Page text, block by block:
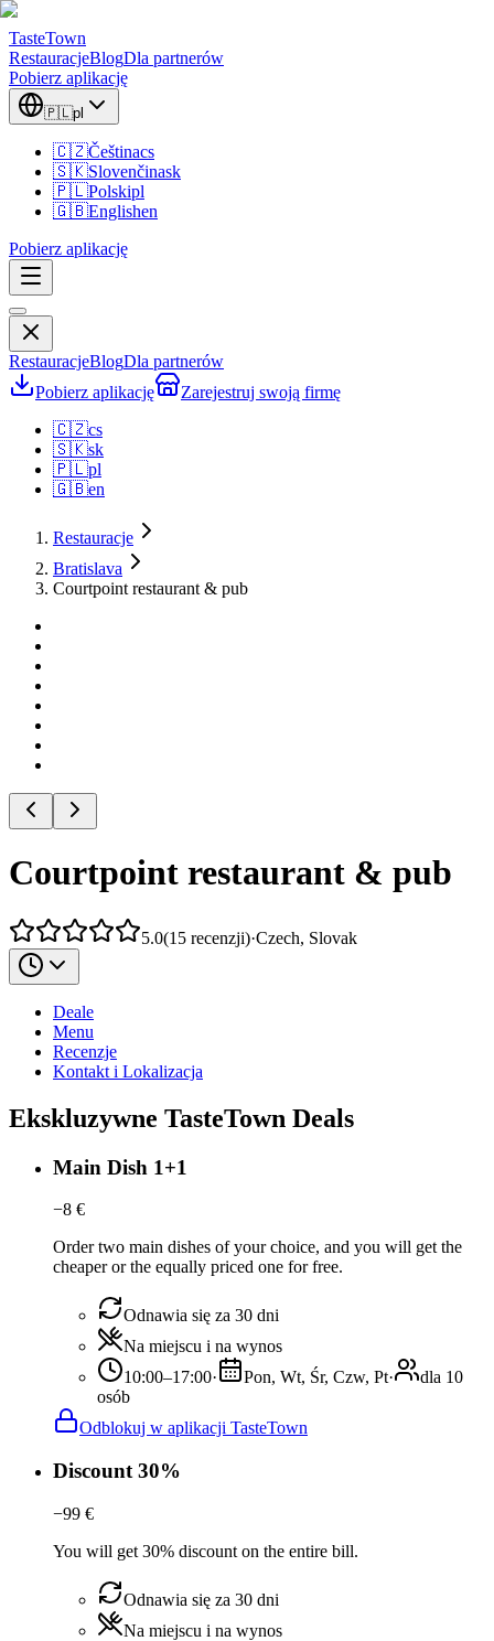
TasteTown
RestauracjeBlogDla partnerów
Pobierz aplikację
🇵🇱pl
🇨🇿Češtinacs
🇸🇰Slovenčinask
🇵🇱Polskipl
🇬🇧Englishen
Pobierz aplikację
RestauracjeBlogDla partnerów
Pobierz aplikację
Zarejestruj swoją firmę
🇨🇿cs
🇸🇰sk
🇵🇱pl
🇬🇧en
Restauracje
Bratislava
Courtpoint restaurant & pub
Courtpoint restaurant & pub
5.0(15 recenzji)·Czech, Slovak
Deale
Menu
Recenzje
Kontakt i Lokalizacja
Ekskluzywne TasteTown Deals
Main Dish 1+1
−8 €
Order two main dishes of your choice, and you will get the
cheaper or the equally priced one for free.
Odnawia się za 30 dni
Na miejscu i na wynos
10:00–17:00· Pon, Wt, Śr, Czw, Pt·
dla 10
osób
Odblokuj w aplikacji TasteTown
Discount 30%
−99 €
You will get 30% discount on the entire bill.
Odnawia się za 30 dni
Na miejscu i na wynos